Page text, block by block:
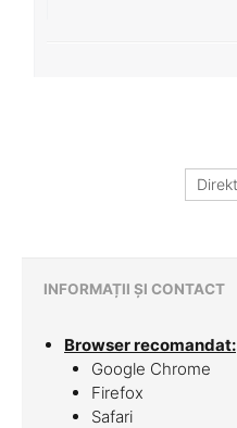
Direkt
zu:
INFORMAȚII ȘI CONTACT
Browser recomandat:
Google Chrome
Firefox
Safari